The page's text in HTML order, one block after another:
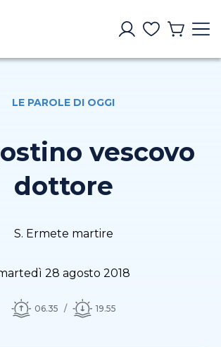
LE PAROLE DI OGGI
vescovo
dottore
S. Ermete martire
28 agosto 2018
06.35 19.55